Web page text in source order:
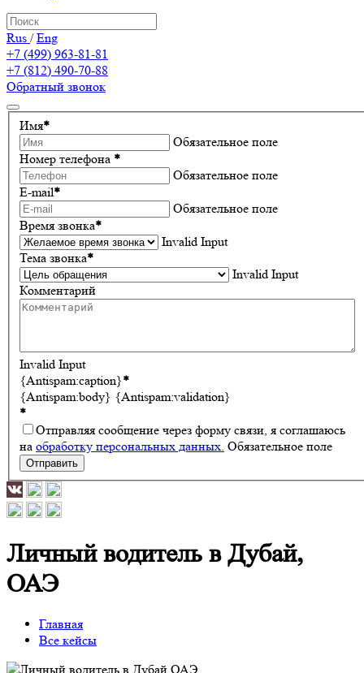
Rus /Eng
+7 (499) 963-81-81
+7 (812) 490-70-88
Обратный звонок
Имя*
Обязательное поле
Номер телефона *
Обязательное поле
E-mail*
Обязательное поле
Время звонка*
Invalid Input
Тема звонка*
Invalid Input
Комментарий
Invalid Input
{Antispam:caption}*
{Antispam:body} {Antispam:validation}
*
Отправляя сообщение через форму связи, я соглашаюсь
на обработку персональных данных. Обязательное поле
Отправить
Личный водитель в Дубай,
ОАЭ
Главная
Все кейсы